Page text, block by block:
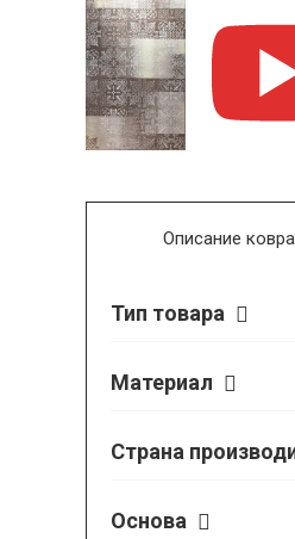
Описание ковра
Тип товара
Материал
Страна
Основа